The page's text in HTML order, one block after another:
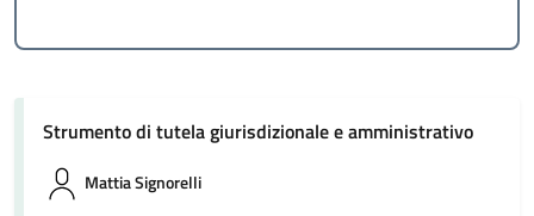
Strumento di tutela giurisdizionale e amministrativo
Mattia Signorelli